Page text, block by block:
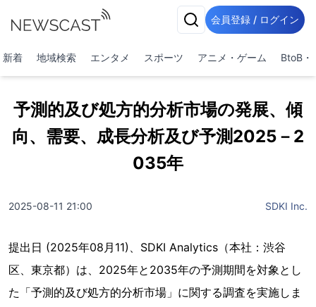
会員登録 / ログイン
新着 地域検索 エンタメ スポーツ アニメ・ゲーム BtoB・
予測的及び処方的分析市場の発展、傾
向、需要、成長分析及び予測2025－2
035年
2025-08-11 21:00 SDKI Inc.
提出日 (2025年08月11)、SDKI Analytics（本社：渋谷
区、東京都）は、2025年と2035年の予測期間を対象とし
た「予測的及び処方的分析市場」に関する調査を実施しま